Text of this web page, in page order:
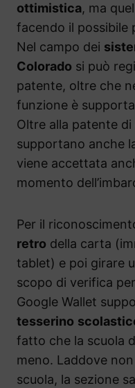
ottimistica, ma
facendo il possibile
Nel campo dei
Colorado si può
patente, oltre che
funzione è
Oltre alla patente
supportano anche
viene accettata
momento
Per il
retro della carta
tablet) e poi girare
scopo di verifica
Google Wallet
tesserino
fatto che la scuola
meno. Laddove
scuola, la sezione